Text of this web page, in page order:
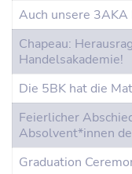
Auch unsere
Chapeau:
Handelsakademie!
Die 5BK hat die
Feierlicher
Absolvent*innen
Graduation